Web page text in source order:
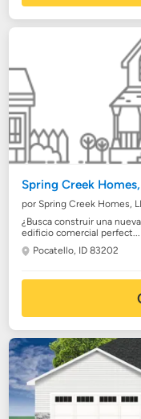
Spring Creek
por Spring Creek Homes,
¿Busca construir una
edificio comercial perfect...
Pocatello, ID 83202